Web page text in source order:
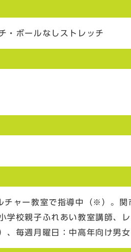
・ボールなしストレッチ
ャー教室で指導中（※）。関
校親子ふれあい教室講師、レ
毎週月曜日：中高年向け男女